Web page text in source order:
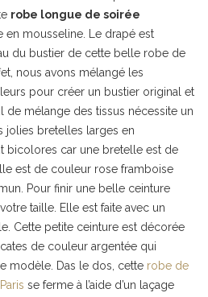
robe longue de soirée
en mousseline. Le drapé est
du bustier de cette belle robe de
nous avons mélangé les
pour créer un bustier original et
de mélange des tissus nécessite un
jolies bretelles larges en
bicolores car une bretelle est de
est de couleur rose framboise
Pour finir une belle ceinture
taille. Elle est faite avec un
Cette petite ceinture est décorée
de couleur argentée qui
modèle. Das le dos, cette robe de
se ferme à l’aide d’un laçage